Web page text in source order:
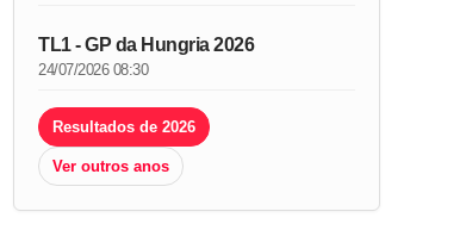
TL1 - GP da Hungria 2026
24/07/2026 08:30
Resultados de 2026
Ver outros anos